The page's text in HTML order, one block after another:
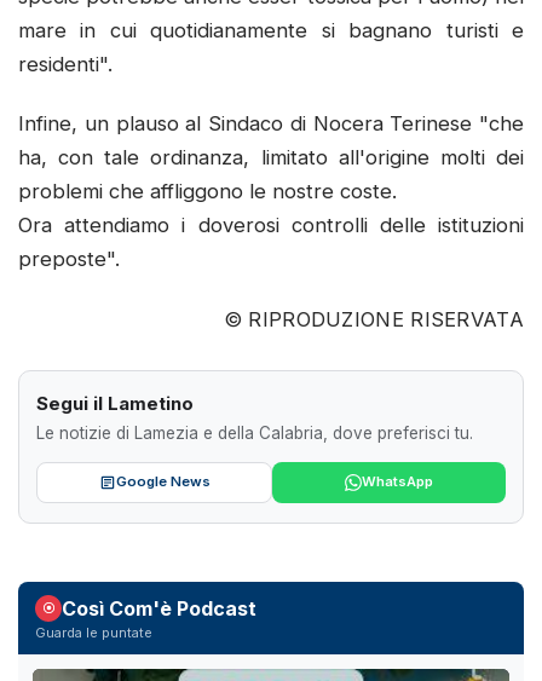
mare in cui quotidianamente si bagnano turisti e
residenti".
Infine, un plauso al Sindaco di Nocera Terinese "che
ha, con tale ordinanza, limitato all'origine molti dei
problemi che affliggono le nostre coste.
Ora attendiamo i doverosi controlli delle istituzioni
preposte".
© RIPRODUZIONE RISERVATA
Segui il Lametino
Le notizie di Lamezia e della Calabria, dove preferisci tu.
Google News WhatsApp
Così Com'è Podcast
Guarda le puntate